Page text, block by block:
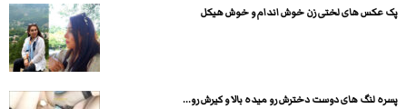
پک عکس های لختی زن خوش اندام و خوش هیکل
پسره لنگ های دوست دخترش رو میده بالا و کیرش رو...